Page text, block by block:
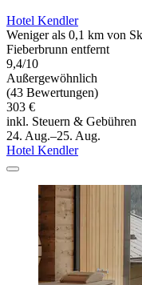
Hotel Kendler
Weniger als 0,1 km von
Fieberbrunn entfernt
9,4/10
Außergewöhnlich
(43 Bewertungen)
303 €
inkl. Steuern & Gebühren
24. Aug.–25. Aug.
Hotel Kendler